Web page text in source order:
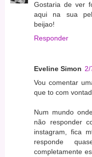
Gostaria de ver
aqui na sua
beijao!
Responder
Eveline Simon 2/
Vou comentar
que to com
Num mundo
não responder
instagram, fica
responde
completamente